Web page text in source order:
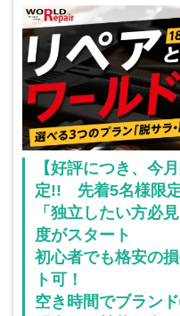
【好評につき、今
定!! 先着5名様限定
「独立したい方必
度がスタート
初心者でも格安の
ト可！
空き時間でブラン